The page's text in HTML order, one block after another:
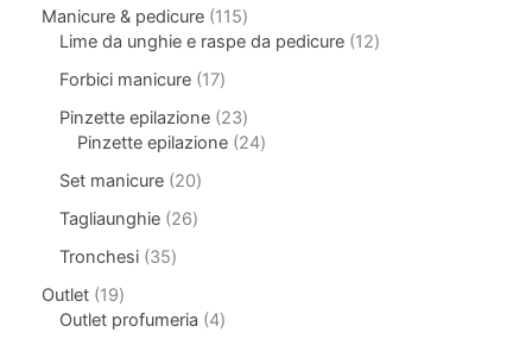
Manicure & pedicure 115
Lime da unghie e raspe da pedicure 12
Forbici manicure 17
Pinzette epilazione 23
Pinzette epilazione 24
Set manicure 20
Tagliaunghie 26
Tronchesi 35
Outlet 19
Outlet profumeria
4